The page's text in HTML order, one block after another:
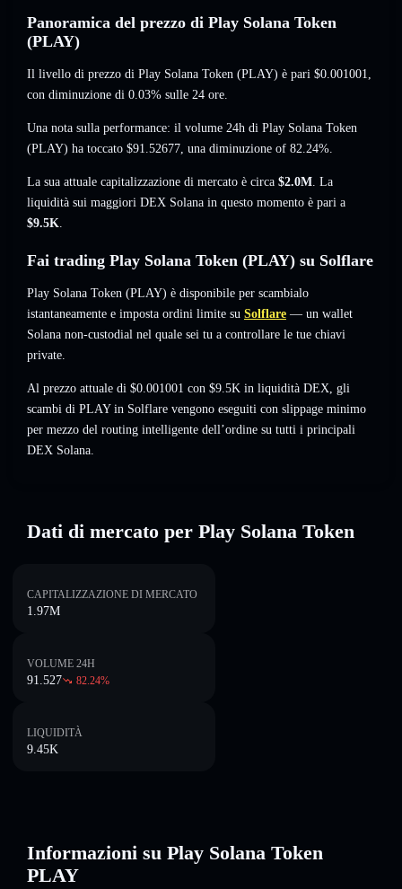
Panoramica del prezzo di Play Solana Token
(PLAY)
Il livello di prezzo di Play Solana Token (PLAY) è pari $0.001001,
con diminuzione di 0.03% sulle 24 ore.
Una nota sulla performance: il volume 24h di Play Solana Token
(PLAY) ha toccato $91.52677, una diminuzione of 82.24%.
La sua attuale capitalizzazione di mercato è circa $2.0M. La
liquidità sui maggiori DEX Solana in questo momento è pari a
$9.5K.
Fai trading Play Solana Token (PLAY) su Solflare
Play Solana Token (PLAY) è disponibile per scambialo
istantaneamente e imposta ordini limite su Solflare — un wallet
Solana non-custodial nel quale sei tu a controllare le tue chiavi
private.
Al prezzo attuale di $0.001001 con $9.5K in liquidità DEX, gli
scambi di PLAY in Solflare vengono eseguiti con slippage minimo
per mezzo del routing intelligente dell’ordine su tutti i principali
DEX Solana.
Dati di mercato per Play Solana Token
CAPITALIZZAZIONE DI MERCATO
1.97M
VOLUME 24H
91.527 82.24%
LIQUIDITÀ
9.45K
Informazioni su Play Solana Token
PLAY